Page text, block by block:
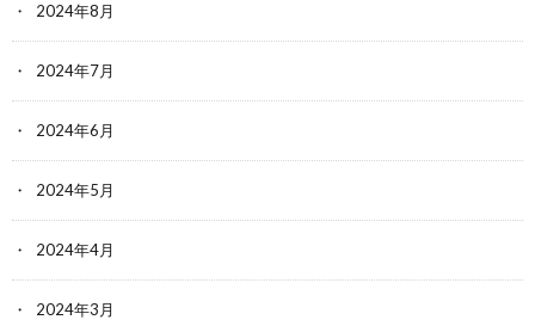
2024年8月
2024年7月
2024年6月
2024年5月
2024年4月
2024年3月